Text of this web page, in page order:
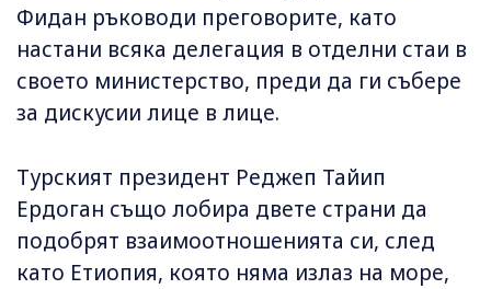
Фидан ръководи преговорите, като
настани всяка делегация в отделни стаи в
своето министерство, преди да ги събере
за дискусии лице в лице.
Турският президент Реджеп Тайип
Ердоган също лобира двете страни да
подобрят взаимоотношенията си, след
като Етиопия, която няма излаз на море,